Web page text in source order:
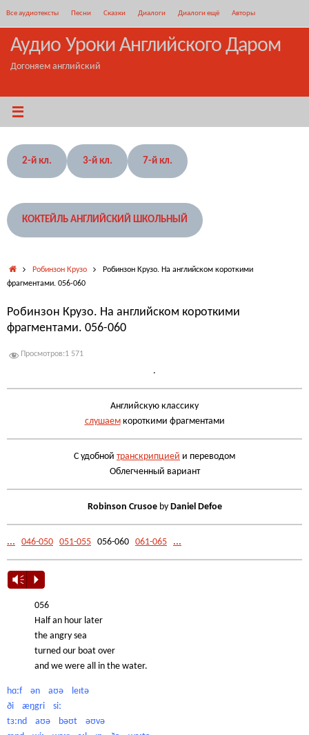
содержимому
Все аудиотексты Песни Сказки Диалоги Диалоги ещё Авторы
Аудио Уроки Английского Даром
Догоняем английский
2-й кл. 3-й кл. 7-й кл.
КОКТЕЙЛЬ АНГЛИЙСКИЙ ШКОЛЬНЫЙ
ГлавнаяРобинзон Крузо
Робинзон Крузо. На английском короткими
фрагментами. 056-060
Робинзон Крузо. На английском короткими
фрагментами. 056-060
Просмотров:1 571
.
Английскую классику
слушаемкороткими фрагментами
С удобной транскрипцией и переводом
Облегченный вариант
Robinson Crusoeby Daniel Defoe
... 046-050 051-055 056-060 061-065 ...
Vm P
056
Half an hour later
the angry sea
turned our boat over
and we were all in the water.
hɑːf ən aʊə leɪtə
ði æŋgri siː
tɜːnd aʊə bəʊt əʊvə